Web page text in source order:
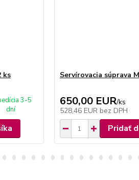
ks
3-5
dní
Servírovacia súprava
650,00 EUR/ks
528,46 EUR bez DPH
Pridať